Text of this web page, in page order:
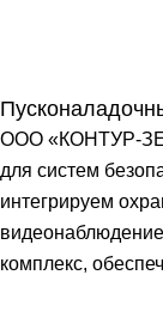
ООО «КОНТУР-
для систем
интегрируем
комплекс,